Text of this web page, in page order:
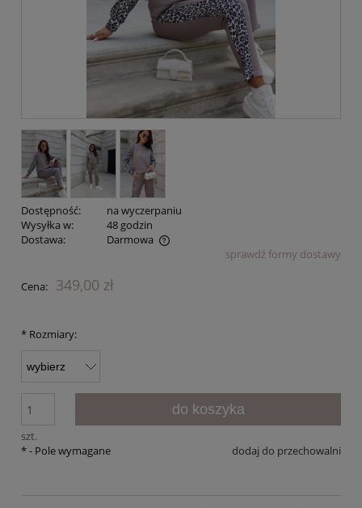
Dostępność:
na wyczerpaniu
Wysyłka w:
48 godzin
Dostawa:
Darmowa
Cena nie zawiera ewentualnych kosztów płatnościsprawdź formy dostawy
Cena: 349,00 zł
* Rozmiary:
szt.
do koszyka
dodaj do przechowalni
*- Pole wymagane